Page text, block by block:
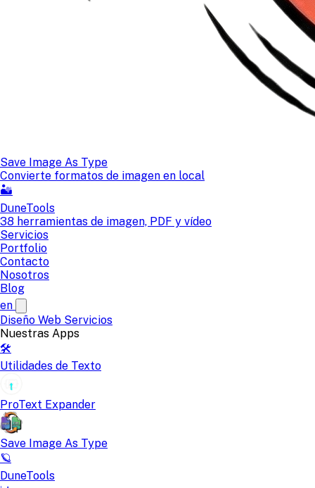
Save Image As Type
Convierte formatos de imagen en local
🏜️
DuneTools
38 herramientas de imagen, PDF y vídeo
Servicios
Portfolio
Contacto
Nosotros
Blog
en
Diseño Web Servicios
Nuestras Apps
🛠️
Utilidades de Texto
ProText Expander
Save Image As Type
🪐
DuneTools